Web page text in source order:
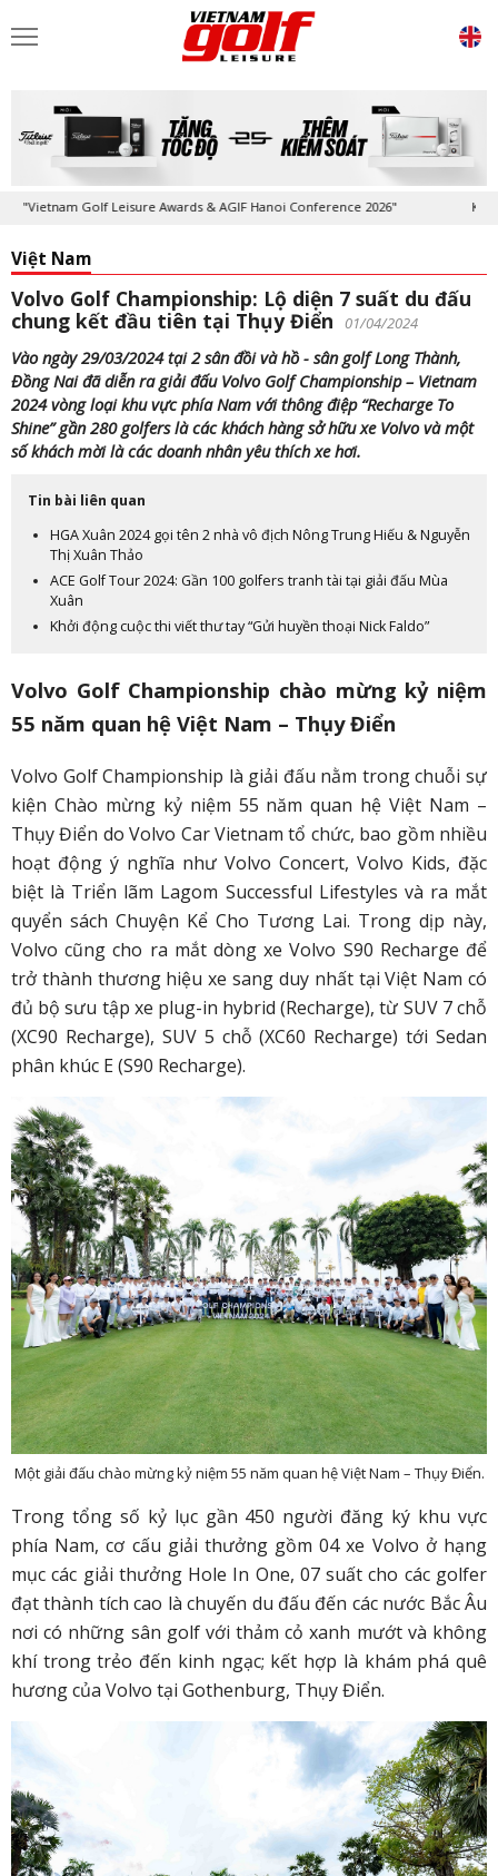
Leisure Awards & AGIF Hanoi Conference 2026" Kỷ niệm 20 năm
Việt Nam
Volvo Golf Championship: Lộ diện 7 suất du đấu
chung kết đầu tiên tại Thụy Điển
01/04/2024
Vào ngày 29/03/2024 tại 2 sân đồi và hồ - sân golf Long Thành,
Đồng Nai đã diễn ra giải đấu Volvo Golf Championship – Vietnam
2024 vòng loại khu vực phía Nam với thông điệp “Recharge To
Shine” gần 280 golfers là các khách hàng sở hữu xe Volvo và một
số khách mời là các doanh nhân yêu thích xe hơi.
Tin bài liên quan
HGA Xuân 2024 gọi tên 2 nhà vô địch Nông Trung Hiếu & Nguyễn
Thị Xuân Thảo
ACE Golf Tour 2024: Gần 100 golfers tranh tài tại giải đấu Mùa
Xuân
Khởi động cuộc thi viết thư tay “Gửi huyền thoại Nick Faldo”
Volvo Golf Championship chào mừng kỷ niệm
55 năm quan hệ Việt Nam – Thụy Điển
Volvo Golf Championship là giải đấu nằm trong chuỗi sự
kiện Chào mừng kỷ niệm 55 năm quan hệ Việt Nam –
Thụy Điển do Volvo Car Vietnam tổ chức, bao gồm nhiều
hoạt động ý nghĩa như Volvo Concert, Volvo Kids, đặc
biệt là Triển lãm Lagom Successful Lifestyles và ra mắt
quyển sách Chuyện Kể Cho Tương Lai. Trong dịp này,
Volvo cũng cho ra mắt dòng xe Volvo S90 Recharge để
trở thành thương hiệu xe sang duy nhất tại Việt Nam có
đủ bộ sưu tập xe plug-in hybrid (Recharge), từ SUV 7 chỗ
(XC90 Recharge), SUV 5 chỗ (XC60 Recharge) tới Sedan
phân khúc E (S90 Recharge).
Một giải đấu chào mừng kỷ niệm 55 năm quan hệ Việt Nam – Thụy Điển.
Trong tổng số kỷ lục gần 450 người đăng ký khu vực
phía Nam, cơ cấu giải thưởng gồm 04 xe Volvo ở hạng
mục các giải thưởng Hole In One, 07 suất cho các golfer
đạt thành tích cao là chuyến du đấu đến các nước Bắc Âu
nơi có những sân golf với thảm cỏ xanh mướt và không
khí trong trẻo đến kinh ngạc; kết hợp là khám phá quê
hương của Volvo tại Gothenburg, Thụy Điển.